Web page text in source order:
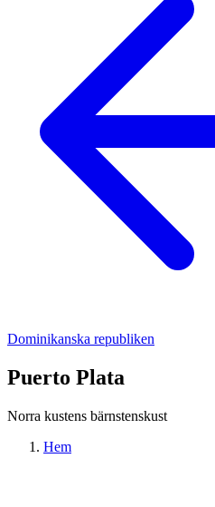
Dominikanska republiken
Puerto Plata
Norra kustens bärnstenskust
Hem